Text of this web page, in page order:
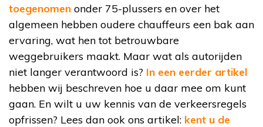
toegenomen onder 75-plussers en over het
algemeen hebben oudere chauffeurs een bak aan
ervaring, wat hen tot betrouwbare
weggebruikers maakt. Maar wat als autorijden
niet langer verantwoord is? In een eerder artikel
hebben wij beschreven hoe u daar mee om kunt
gaan. En wilt u uw kennis van de verkeersregels
opfrissen? Lees dan ook ons artikel: kent u de